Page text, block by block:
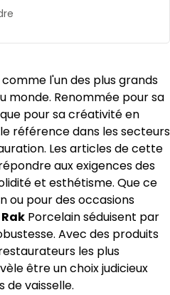
l'un des plus grands
monde. Renommée pour sa
pour sa créativité en
référence dans les secteurs
Les articles de cette
aux exigences des
et esthétisme. Que ce
ou pour des occasions
Rak Porcelain séduisent par
Avec des produits
les plus
être un choix judicieux
de vaisselle.